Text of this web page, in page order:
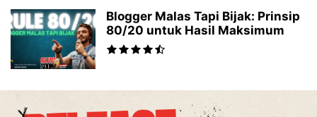
Blogger Malas Tapi Bijak: Prinsip
80/20 untuk Hasil Maksimum